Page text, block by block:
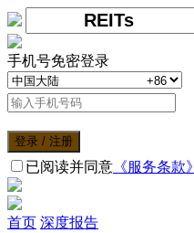
手机号免密登录
登录 / 注册
已阅读并同意 《服务条款》
首页 深度报告